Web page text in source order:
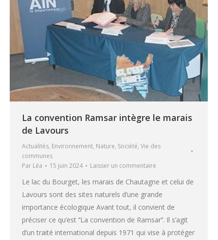
La convention Ramsar intègre le marais
de Lavours
Actualités, Environnement, Nature, Société, Vie des
communes
Par Léa 15 juin 2024 Laisser un commentaire
Le lac du Bourget, les marais de Chautagne et celui de
Lavours sont des sites naturels d’une grande
importance écologique Avant tout, il convient de
préciser ce qu’est ‘‘La convention de Ramsar’’. Il s’agit
d’un traité international depuis 1971 qui vise à protéger